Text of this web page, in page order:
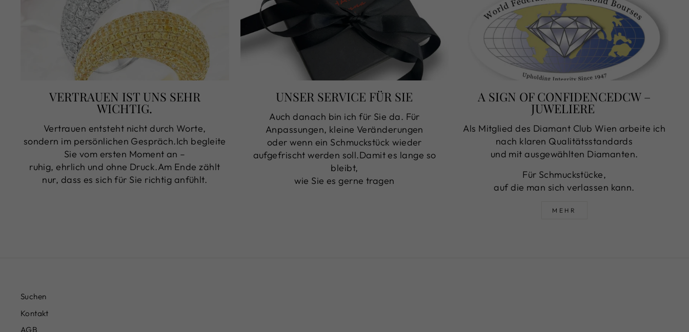
VERTRAUEN IST UNS SEHR
WICHTIG.
Vertrauen entsteht nicht durch Worte,
sondern im persönlichen Gespräch.Ich begleite
Sie vom ersten Moment an –
ruhig, ehrlich und ohne Druck.Am Ende zählt
nur, dass es sich für Sie richtig anfühlt.
UNSER SERVICE FÜR SIE
Auch danach bin ich für Sie da. Für
Anpassungen, kleine Veränderungen
oder wenn ein Schmuckstück wieder
aufgefrischt werden soll.Damit es lange so
bleibt,
wie Sie es gerne tragen
A SIGN OF CONFIDENCEDCW –
JUWELIERE
Als Mitglied des Diamant Club Wien arbeite ich
nach klaren Qualitätsstandards
und mit ausgewählten Diamanten.
Für Schmuckstücke,
auf die man sich verlassen kann.
MEHR
Suchen
Kontakt
AGB